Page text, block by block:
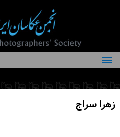
درباره انجمن
کمیته‌های انجمن
زهرا سراج